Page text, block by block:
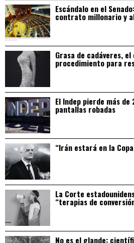
Escándalo en el
contrato millonario y
Grasa de cadáveres,
procedimiento para
El Indep pierde más
pantallas robadas
“Irán estará en la
La Corte
“terapias de
No es el glande: